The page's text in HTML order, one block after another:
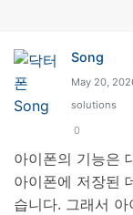
Song
May 20,
solutions
0
아이폰의 기능은
아이폰에 저장된
습니다. 그래서